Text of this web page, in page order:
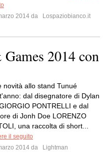
2014 da
Lospaziobianco.it
2014 con
novità allo stand Tunué
dal disegnatore di Dylan
PONTRELLI e dal
di Jonh Doe LORENZO
una raccolta di short...
il seguito
2014 da
Lightman